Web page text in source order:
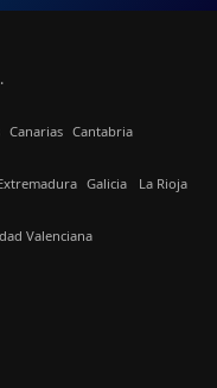
Canarias Cantabria
Galicia La Rioja
Valenciana